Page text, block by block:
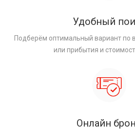
Удобный
Подберём оптимальный вариант по
или прибытия и
Онлайн